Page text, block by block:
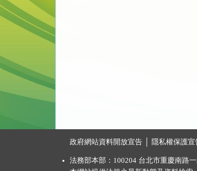
政府網站資料開放宣告 隱私權保護宣
法務部本部：100204 台北市重慶南路